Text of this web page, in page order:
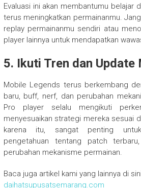
Evaluasi ini akan membantumu belajar
terus meningkatkan permainanmu.
replay permainanmu sendiri atau
player lainnya untuk mendapatkan
5. Ikuti Tren dan Update
Mobile Legends terus berkembang
baru, buff, nerf, dan perubahan
Pro player selalu mengikuti
menyesuaikan strategi mereka sesuai
karena itu, sangat penting
pengetahuan tentang patch
perubahan mekanisme permainan.
Baca juga artikel kami yang lainnya di
daihatsupusatsemarang.com